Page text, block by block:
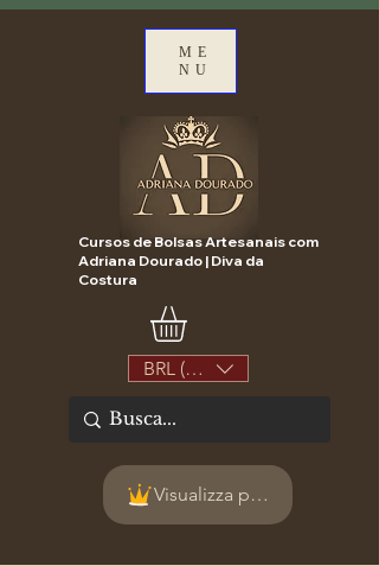
ME
NU
Cursos de Bolsas Artesanais com
Adriana Dourado | Diva da
Costura
BRL (R$)
Visualizza punti